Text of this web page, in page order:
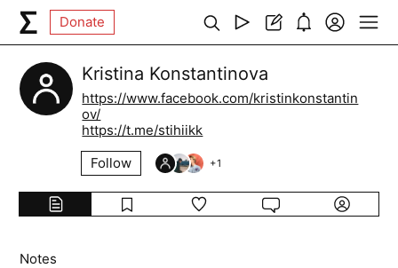
Donate
Kristina Konstantinova
https://www.facebook.com/kristinkonstantin
ov/
https://t.me/stihiikk
Follow
+1
Notes